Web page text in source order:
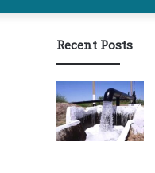
Recent Posts